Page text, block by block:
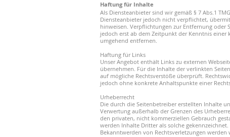
Haftung für Inhalte
Als Diensteanbieter sind wir gemäß § 7 Abs.1
Diensteanbieter jedoch nicht verpflichtet,
hinweisen. Verpflichtungen zur Entfernung oder
jedoch erst ab dem Zeitpunkt der Kenntnis
umgehend entfernen.
Haftung für Links
Unser Angebot enthält Links zu externen
übernehmen. Für die Inhalte der verlinkten
auf mögliche Rechtsverstöße überprüft.
jedoch ohne konkrete Anhaltspunkte einer
Urheberrecht
Die durch die Seitenbetreiber erstellten Inhalte
Verwertung außerhalb der Grenzen des
den privaten, nicht kommerziellen Gebrauch
werden Inhalte Dritter als solche
Bekanntwerden von Rechtsverletzungen